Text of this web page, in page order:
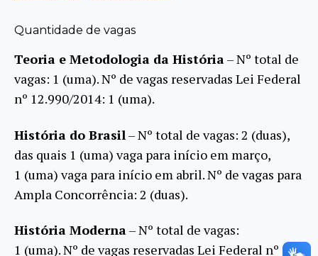
Quantidade de vagas
Teoria e Metodologia da História– Nº total de
vagas: 1 (uma). Nº de vagas reservadas Lei Federal
nº 12.990/2014: 1 (uma).
História do Brasil – Nº total de vagas: 2 (duas),
das quais 1 (uma) vaga para início em março,
1 (uma) vaga para início em abril. Nº de vagas para
Ampla Concorrência: 2 (duas).
História Moderna– Nº total de vagas:
1 (uma). Nº de vagas reservadas Lei Federal nº